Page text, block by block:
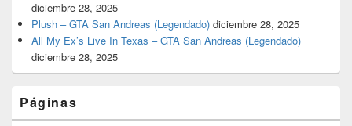
diciembre 28, 2025
Plush – GTA San Andreas (Legendado) diciembre 28, 2025
All My Ex’s Live In Texas – GTA San Andreas (Legendado)
diciembre 28, 2025
Páginas